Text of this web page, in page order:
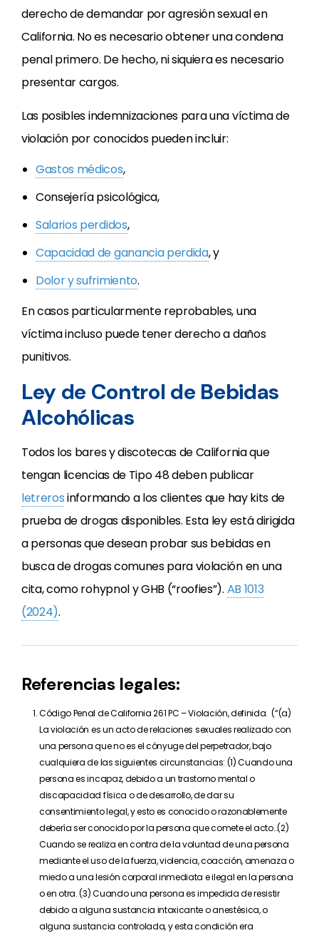
derecho de demandar por agresión sexual en
California. No es necesario obtener una condena
penal primero. De hecho, ni siquiera es necesario
presentar cargos.
Las posibles indemnizaciones para una víctima de
violación por conocidos pueden incluir:
Gastos médicos,
Consejería psicológica,
Salarios perdidos,
Capacidad de ganancia perdida, y
Dolor y sufrimiento.
En casos particularmente reprobables, una
víctima incluso puede tener derecho a daños
punitivos.
Ley de Control de Bebidas
Alcohólicas
Todos los bares y discotecas de California que
tengan licencias de Tipo 48 deben publicar
letrerosinformando a los clientes que hay kits de
prueba de drogas disponibles. Esta ley está dirigida
a personas que desean probar sus bebidas en
busca de drogas comunes para violación en una
cita, como rohypnol y GHB (“roofies”). AB 1013
(2024).
Referencias legales:
Código Penal de California 261 PC – Violación, definida. (“(a)
La violación es un acto de relaciones sexuales realizado con
una persona que no es el cónyuge del perpetrador, bajo
cualquiera de las siguientes circunstancias: (1) Cuando una
persona es incapaz, debido a un trastorno mental o
discapacidad física o de desarrollo, de dar su
consentimiento legal, y esto es conocido o razonablemente
debería ser conocido por la persona que comete el acto…(2)
Cuando se realiza en contra de la voluntad de una persona
mediante el uso de la fuerza, violencia, coacción, amenaza o
miedo a una lesión corporal inmediata e ilegal en la persona
o en otra. (3) Cuando una persona es impedida de resistir
debido a alguna sustancia intoxicante o anestésica, o
alguna sustancia controlada, y esta condición era